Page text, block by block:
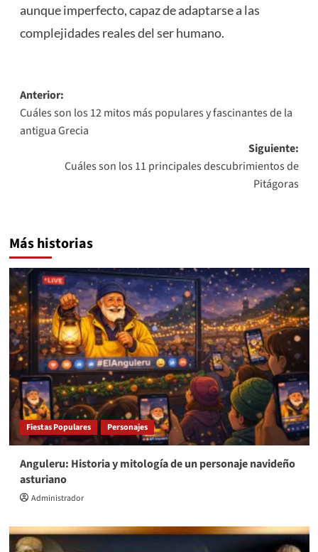
aunque imperfecto, capaz de adaptarse a las
complejidades reales del ser humano.
Navegación
de
entradas
Anterior:
Cuáles son los 12 mitos más populares y fascinantes de la
antigua Grecia
Siguiente:
Cuáles son los 11 principales descubrimientos de
Pitágoras
Más historias
Fiestas Populares Personajes
Anguleru: Historia y mitología de un personaje navideño
asturiano
Administrador